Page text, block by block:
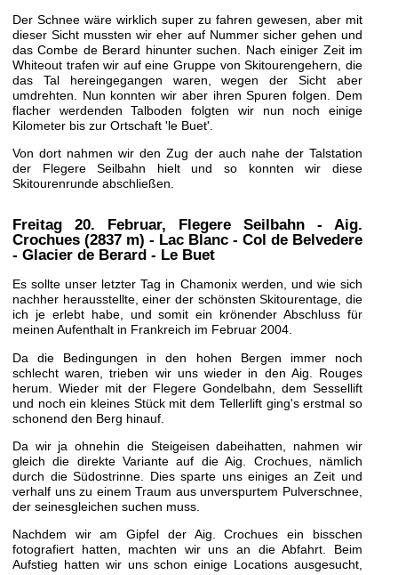
Der Schnee wäre wirklich super zu fahren gewesen, aber mit
dieser Sicht mussten wir eher auf Nummer sicher gehen und
das Combe de Berard hinunter suchen. Nach einiger Zeit im
Whiteout trafen wir auf eine Gruppe von Skitourengehern, die
das Tal hereingegangen waren, wegen der Sicht aber
umdrehten. Nun konnten wir aber ihren Spuren folgen. Dem
flacher werdenden Talboden folgten wir nun noch einige
Kilometer bis zur Ortschaft 'le Buet'.
Von dort nahmen wir den Zug der auch nahe der Talstation
der Flegere Seilbahn hielt und so konnten wir diese
Skitourenrunde abschließen.
Freitag 20. Februar, Flegere Seilbahn - Aig.
Crochues (2837 m) - Lac Blanc - Col de Belvedere
- Glacier de Berard - Le Buet
Es sollte unser letzter Tag in Chamonix werden, und wie sich
nachher herausstellte, einer der schönsten Skitourentage, die
ich je erlebt habe, und somit ein krönender Abschluss für
meinen Aufenthalt in Frankreich im Februar 2004.
Da die Bedingungen in den hohen Bergen immer noch
schlecht waren, trieben wir uns wieder in den Aig. Rouges
herum. Wieder mit der Flegere Gondelbahn, dem Sessellift
und noch ein kleines Stück mit dem Tellerlift ging's erstmal so
schonend den Berg hinauf.
Da wir ja ohnehin die Steigeisen dabeihatten, nahmen wir
gleich die direkte Variante auf die Aig. Crochues, nämlich
durch die Südostrinne. Dies sparte uns einiges an Zeit und
verhalf uns zu einem Traum aus unverspurtem Pulverschnee,
der seinesgleichen suchen muss.
Nachdem wir am Gipfel der Aig. Crochues ein bisschen
fotografiert hatten, machten wir uns an die Abfahrt. Beim
Aufstieg hatten wir uns schon einige Locations ausgesucht,